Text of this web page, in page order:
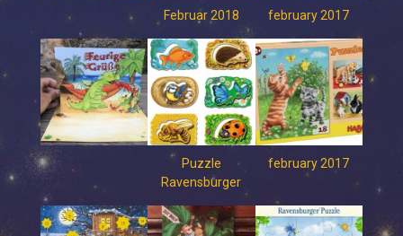
Februar 2018 february 2017
Puzzle
Ravensburger
february 2017